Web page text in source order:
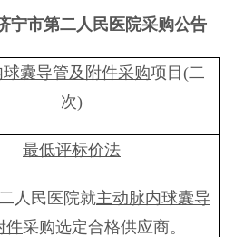
宁市第二人民医院采购公告
囊导管及附件采购项目 (二
次)
最低评标价法
人民医院就主动脉内球囊导
件采购选定合格供应商。